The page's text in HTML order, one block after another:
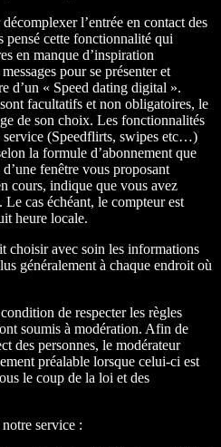
l’entrée en contact des
pensé cette fonctionnalité qui
en manque d’inspiration
pour se présenter et
d’un « Speed dating digital ».
facultatifs et non obligatoires, le
de son choix. Les fonctionnalités
service (Speedflirts, swipes etc…)
la formule d’abonnement que
fenêtre vous proposant
cours, indique que vous avez
cas échéant, le compteur est
heure locale.
choisir avec soin les informations
généralement à chaque endroit où
de respecter les règles
soumis à modération. Afin de
des personnes, le modérateur
préalable lorsque celui-ci est
le coup de la loi et des
service :